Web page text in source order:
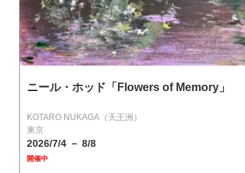
ニール・ホッド「Flowers of Memory」
KOTARO NUKAGA（天王洲）
東京
2026/7/4 － 8/8
開催中